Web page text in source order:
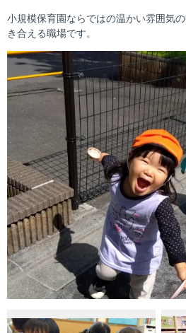
小規模保育園ならではの温かい雰囲気
き合える職場です。